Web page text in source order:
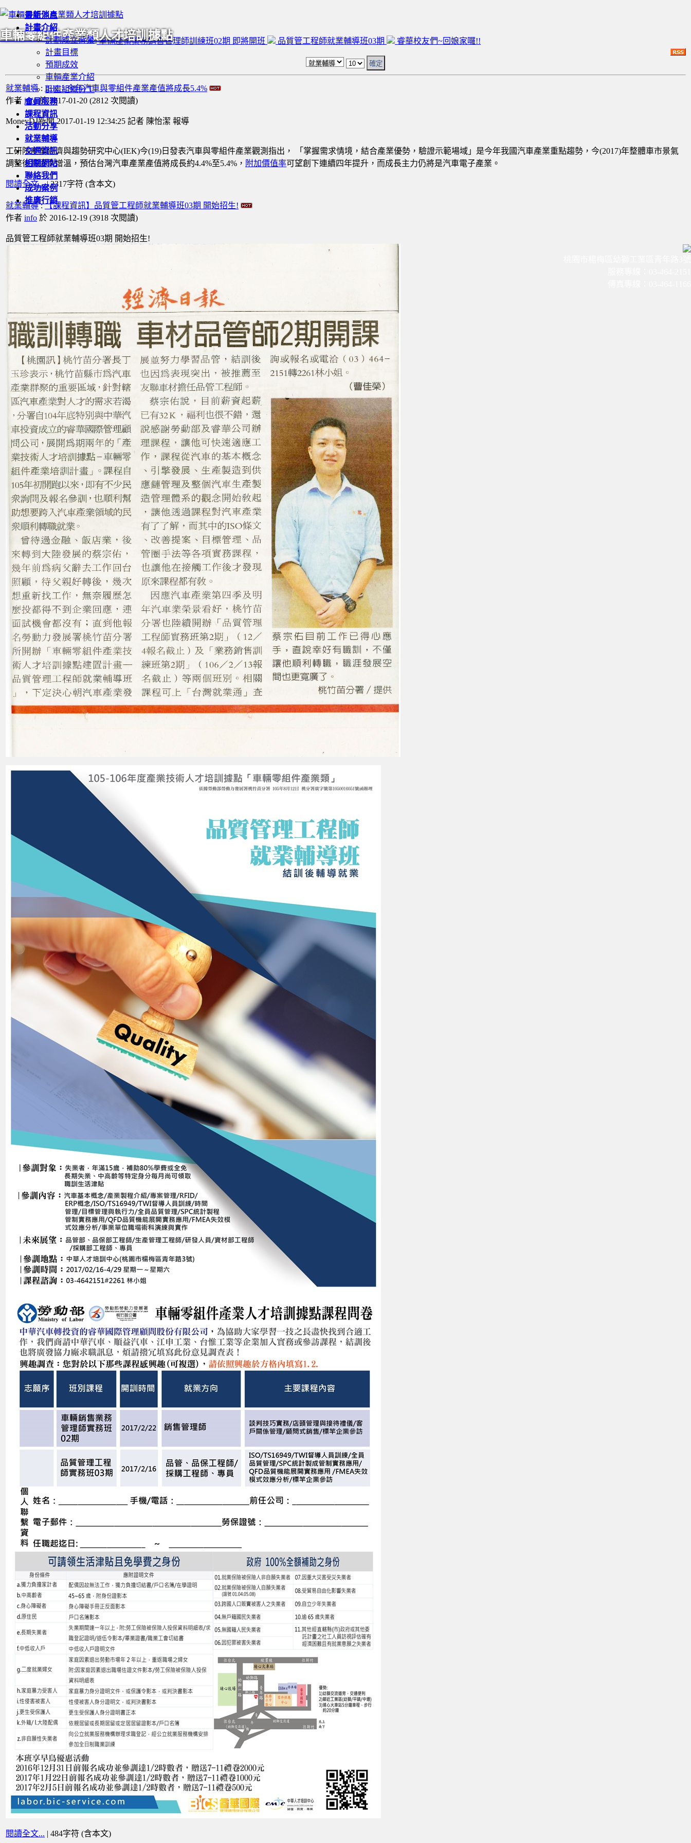
車輛零組件產業類人才培訓據點
最新消息
計畫介紹
計劃成立背景
計畫目標
預期成效
車輛產業介紹
計畫組織分工
會員服務
課程資訊
活動分享
就業輔導
交通資訊
相關網站
聯絡我們
成功案例
推廣行銷
車輛產業業務銷售管理師訓練班02期 即將開班 品質管工程師就業輔導班03期 睿華校友們~回娘家囉!!
就業輔導: IEK：今年汽車與零組件產業產值將成長5.4%
作者 info 於 2017-01-20 (2812 次閱讀)
MoneyDJ新聞 2017-01-19 12:34:25 記者 陳怡潔 報導
工研院產業經濟與趨勢研究中心(IEK)今(19) 日發表汽車與零組件產業觀測指出， 「掌握需求情境，結合產業優勢，驗證示範場域」是今年我國汽車產業重點趨勢，今(2017)年整體車市景氣
調整後將逐季增溫，預估台灣汽車產業產值將成長約4.4%至5.4% ， 附加價值率可望創下連續四年提升，而成長主力仍將是汽車電子產業。
閱讀全文...| 2317字符 (含本文)
就業輔導:【課程資訊】品質管工程師就業輔導班03期 開始招生!
作者 info 於 2016-12-19 (3918 次閱讀)
品質管工程師就業輔導班03期 開始招生!
閱讀全文... | 484字符 (含本文)